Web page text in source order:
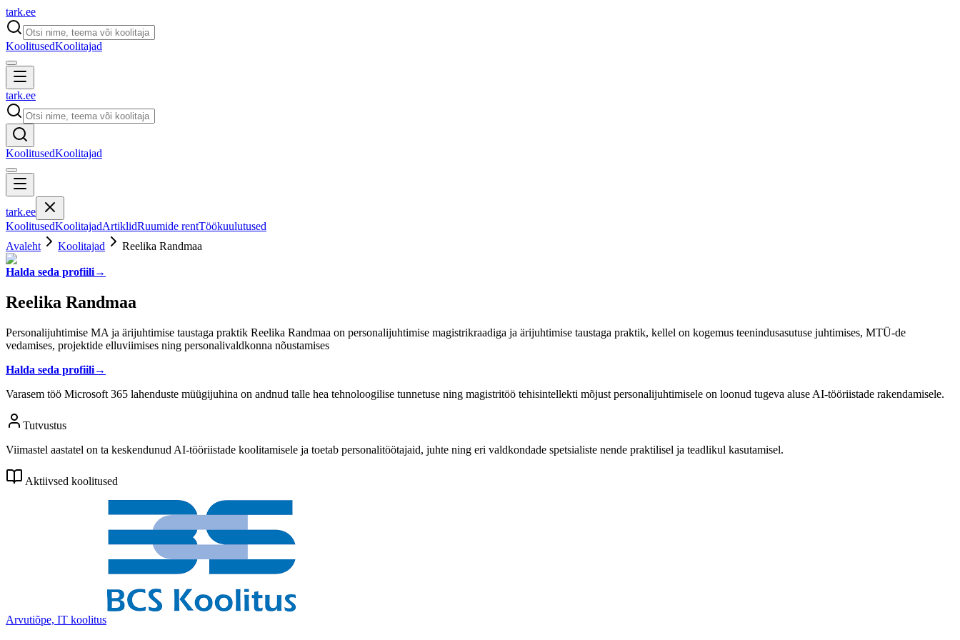
tark.ee
KoolitusedKoolitajad
tark.ee
KoolitusedKoolitajad
tark.ee
KoolitusedKoolitajadArtiklidRuumide rentTöökuulutused
Avaleht
Koolitajad Reelika Randmaa
Halda seda profiili→
Reelika Randmaa
Personalijuhtimise MA ja ärijuhtimise taustaga praktik Reelika Randmaa on personalijuhtimise magistrikraadiga ja ärijuhtimise taustaga praktik, kellel on kogemus teenindusasutuse juhtimises, MTÜ-de
vedamises, projektide elluviimises ning personalivaldkonna nõustamises
Halda seda profiili→
Varasem töö Microsoft 365 lahenduste müügijuhina on andnud talle hea tehnoloogilise tunnetuse ning magistritöö tehisintellekti mõjust personalijuhtimisele on loonud tugeva aluse AI-tööriistade rakendamisele.
Tutvustus
Viimastel aastatel on ta keskendunud AI-tööriistade koolitamisele ja toetab personalitöötajaid, juhte ning eri valdkondade spetsialiste nende praktilisel ja teadlikul kasutamisel.
Aktiivsed koolitused
Arvutiõpe, IT koolitus